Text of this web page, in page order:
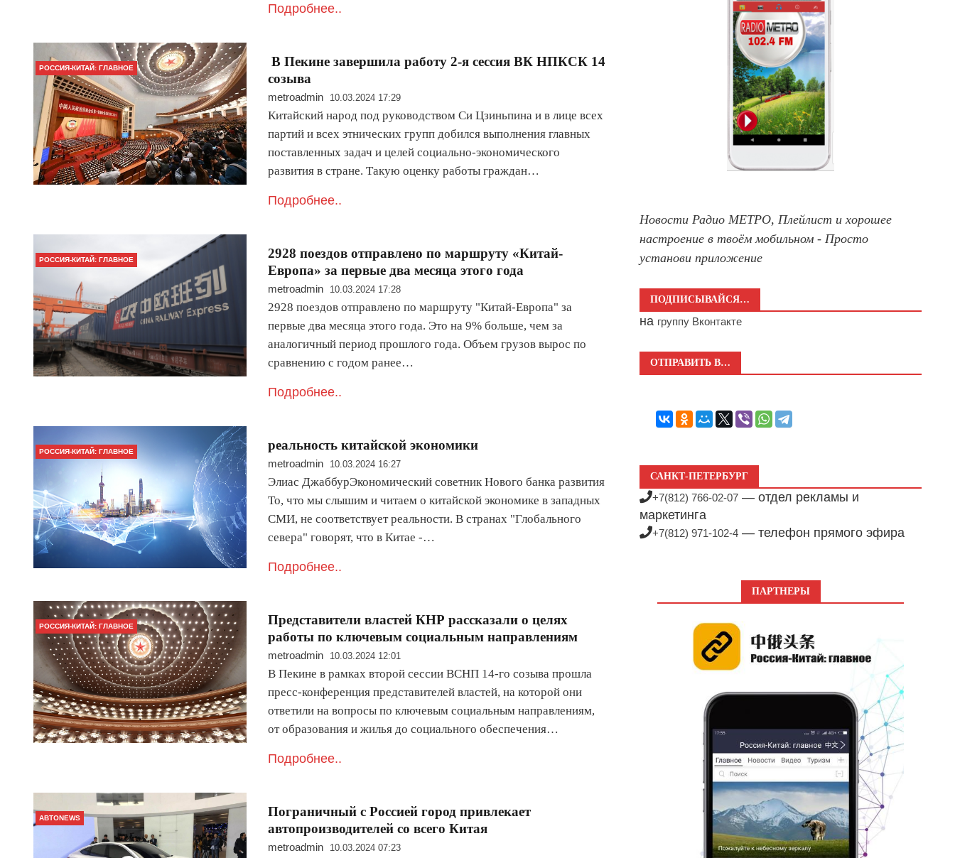
Подробнее..
РОССИЯ-КИТАЙ: ГЛАВНОЕ
В Пекине завершила работу 2-я сессия ВК НПКСК 14
созыва
metroadmin 10.03.2024 17:29
Китайский народ под руководством Си Цзиньпина и в лице всех
партий и всех этнических групп добился выполнения главных
поставленных задач и целей социально-экономического
развития в стране. Такую оценку работы граждан…
Подробнее..
РОССИЯ-КИТАЙ: ГЛАВНОЕ
2928 поездов отправлено по маршруту «Китай-
Европа» за первые два месяца этого года
metroadmin 10.03.2024 17:28
2928 поездов отправлено по маршруту "Китай-Европа" за
первые два месяца этого года. Это на 9% больше, чем за
аналогичный период прошлого года. Объем грузов вырос по
сравнению с годом ранее…
Подробнее..
РОССИЯ-КИТАЙ: ГЛАВНОЕ реальность китайской экономики
metroadmin 10.03.2024 16:27
Элиас ДжаббурЭкономический советник Нового банка развития
То, что мы слышим и читаем о китайской экономике в западных
СМИ, не соответствует реальности. В странах "Глобального
севера" говорят, что в Китае -…
Подробнее..
РОССИЯ-КИТАЙ: ГЛАВНОЕ
Представители властей КНР рассказали о целях
работы по ключевым социальным направлениям
metroadmin 10.03.2024 12:01
В Пекине в рамках второй сессии ВСНП 14-го созыва прошла
пресс-конференция представителей властей, на которой они
ответили на вопросы по ключевым социальным направлениям,
от образования и жилья до социального обеспечения…
Подробнее..
АВТОNEWS
Пограничный с Россией город привлекает
автопроизводителей со всего Китая
metroadmin 10.03.2024 07:23
Новости Радио МЕТРО, Плейлист и хорошее
настроение в твоём мобильном - Просто
установи приложение
ПОДПИСЫВАЙСЯ…
на группу Вконтакте
ОТПРАВИТЬ В…
САНКТ-ПЕТЕРБУРГ
+7(812) 766-02-07 — отдел рекламы и
маркетинга
+7(812) 971-102-4 — телефон прямого эфира
ПАРТНЕРЫ